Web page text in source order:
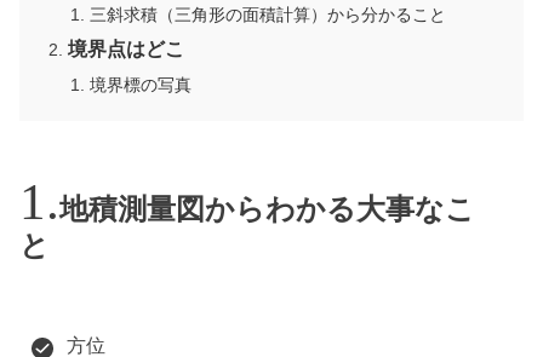
三斜求積（三角形の面積計算）から分かること
境界点はどこ
境界標の写真
地積測量図からわかる大事なこ
と
方位